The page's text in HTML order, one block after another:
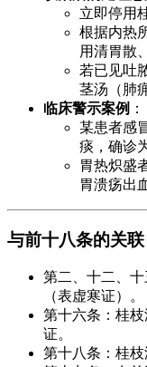
立即停用
根据内热
用清胃散
若已见吐
茎汤（肺
临床警示案例 ：
某患者感
痰，确诊
胃热炽盛
胃溃疡出
与前十八条的关联
第二、十二、
（表虚寒证）。
第十六条：桂
证。
第十八条：桂